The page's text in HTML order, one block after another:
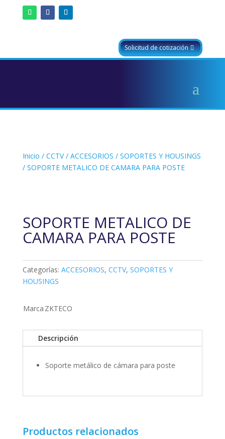
Solicitud de cotización
Inicio / CCTV/ ACCESORIOS / SOPORTES Y HOUSINGS
/ SOPORTE METALICO DE CAMARA PARA POSTE
SOPORTE METALICO DE
CAMARA PARA POSTE
Categorías: ACCESORIOS, CCTV, SOPORTES Y
HOUSINGS
Marca ZKTECO
Descripción
Soporte metálico de cámara para poste
Productos relacionados